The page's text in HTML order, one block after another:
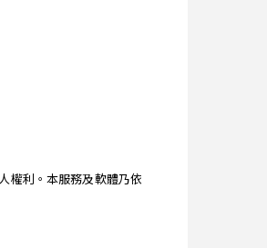
權利。本服務及軟體乃依